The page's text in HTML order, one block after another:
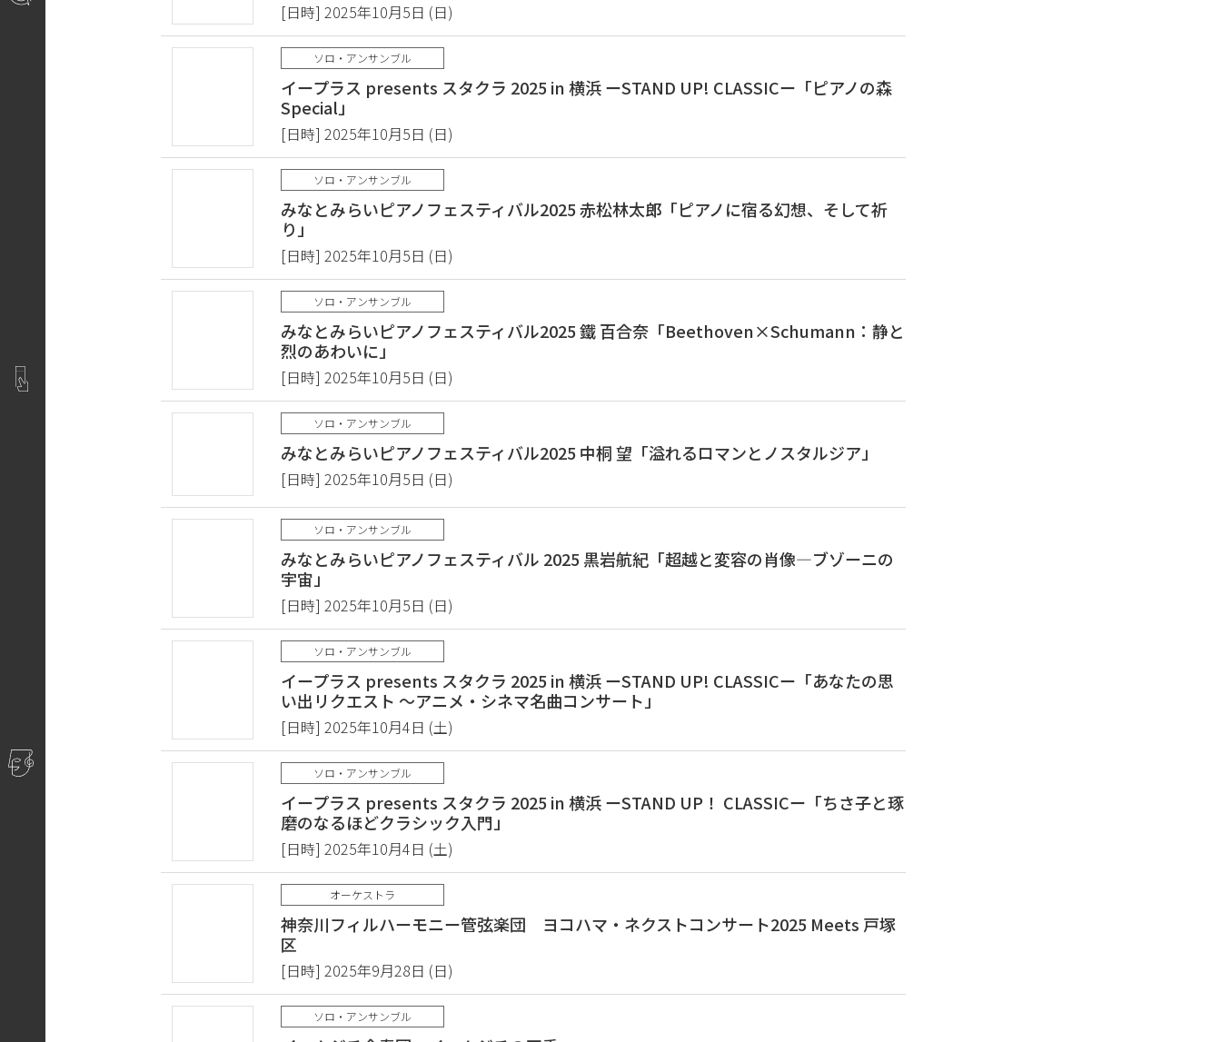
[日時] 2025年10月5日 (日)
ソロ・アンサンブル
イープラス presents スタクラ 2025 in 横浜 ーSTAND UP! CLASSICー「ピアノの森
Special」
[日時] 2025年10月5日 (日)
ソロ・アンサンブル
みなとみらいピアノフェスティバル2025 赤松林太郎「ピアノに宿る幻想、そして祈
り」​
[日時] 2025年10月5日 (日)
ソロ・アンサンブル
みなとみらいピアノフェスティバル2025 鐵 百合奈「Beethoven×Schumann：静と
烈のあわいに」​
[日時] 2025年10月5日 (日)
ソロ・アンサンブル
みなとみらいピアノフェスティバル2025 中桐 望「溢れるロマンとノスタルジア」​
[日時] 2025年10月5日 (日)
ソロ・アンサンブル
みなとみらいピアノフェスティバル 2025 黒岩航紀「超越と変容の肖像―ブゾーニの
宇宙」
[日時] 2025年10月5日 (日)
ソロ・アンサンブル
イープラス presents スタクラ 2025 in 横浜 ーSTAND UP! CLASSICー「あなたの思
い出リクエスト ～アニメ・シネマ名曲コンサート」
[日時] 2025年10月4日 (土)
ソロ・アンサンブル
イープラス presents スタクラ 2025 in 横浜 ーSTAND UP！ CLASSICー「ちさ子と琢
磨のなるほどクラシック入門」
[日時] 2025年10月4日 (土)
オーケストラ
神奈川フィルハーモニー管弦楽団 ヨコハマ・ネクストコンサート2025 Meets 戸塚
区
[日時] 2025年9月28日 (日)
ソロ・アンサンブル